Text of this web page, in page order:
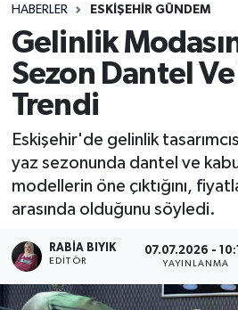
HABERLER ESKIŞEHIR GÜNDEM
Gelinlik
Sezon Dantel
Trendi
Eskişehir'de gelinlik
yaz sezonunda dantel ve
modellerin öne çıktığını,
arasında olduğunu söyledi.
RABIA BIYIK
EDITÖR
07.07.2026 -
YAYINLANMA
Eskişehir Trafik Yoğunluk
Süper Lig Puan Durumu ve
Tüm Manşetler
Son Dakika Haberleri
Haber Arşivi